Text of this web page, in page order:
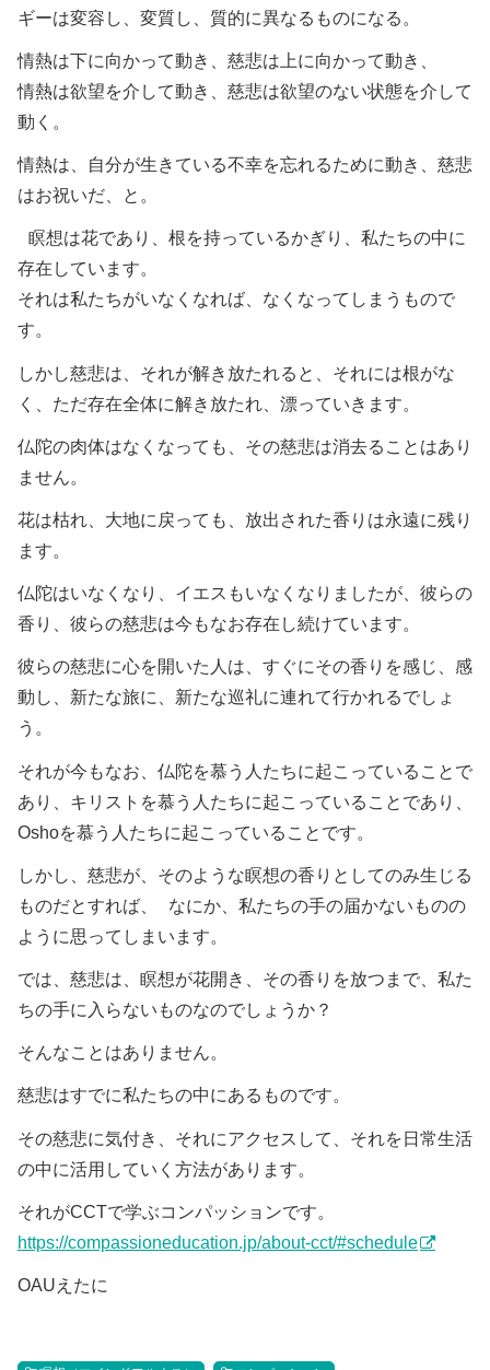
ギーは変容し、変質し、質的に異なるものになる。
情熱は下に向かって動き、慈悲は上に向かって動き、
情熱は欲望を介して動き、慈悲は欲望のない状態を介して
動く。
情熱は、自分が生きている不幸を忘れるために動き、慈悲
はお祝いだ、と。
瞑想は花であり、根を持っているかぎり、私たちの中に
存在しています。
それは私たちがいなくなれば、なくなってしまうもので
す。
しかし慈悲は、それが解き放たれると、それには根がな
く、ただ存在全体に解き放たれ、漂っていきます。
仏陀の肉体はなくなっても、その慈悲は消去ることはあり
ません。
花は枯れ、大地に戻っても、放出された香りは永遠に残り
ます。
仏陀はいなくなり、イエスもいなくなりましたが、彼らの
香り、彼らの慈悲は今もなお存在し続けています。
彼らの慈悲に心を開いた人は、すぐにその香りを感じ、感
動し、新たな旅に、新たな巡礼に連れて行かれるでしょ
う。
それが今もなお、仏陀を慕う人たちに起こっていることで
あり、キリストを慕う人たちに起こっていることであり、
Oshoを慕う人たちに起こっていることです。
しかし、慈悲が、そのような瞑想の香りとしてのみ生じる
ものだとすれば、 なにか、私たちの手の届かないものの
ように思ってしまいます。
では、慈悲は、瞑想が花開き、その香りを放つまで、私た
ちの手に入らないものなのでしょうか？
そんなことはありません。
慈悲はすでに私たちの中にあるものです。
その慈悲に気付き、それにアクセスして、それを日常生活
の中に活用していく方法があります。
それがCCTで学ぶコンパッションです。
https://compassioneducation.jp/about-cct/#schedule
OAUえたに